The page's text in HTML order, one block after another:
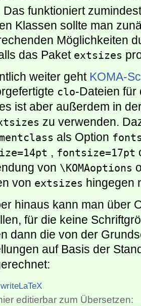
Das funktioniert
Klassen sollte man
Möglichkeiten
das Paket extsizes
weiter geht KOMA-
clo-Dateien
ist aber außerdem in
zu verwenden.
als Option
, fontsize=17pt
von \KOMAoptions
von extsizes hingegen
hinaus kann man über
für die keine
dann die von der
auf Basis der
editierbar zum Übersetzen: